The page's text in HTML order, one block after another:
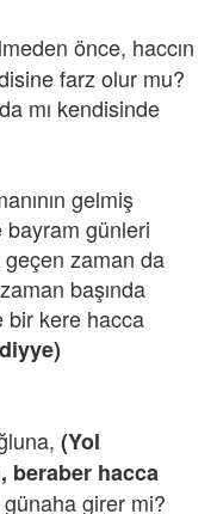
önce, haccın
farz olur mu?
mı kendisinde
gelmiş
bayram günleri
zaman da
başında
bir kere hacca
(Yol
beraber hacca
girer mi?